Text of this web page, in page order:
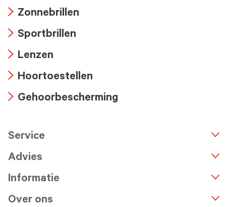
icon
icon
Zonnebrillen
icon
Sportbrillen
icon
Lenzen
icon
Hoortoestellen
Gehoorbescherming
Service
Advies
Informatie
Over ons